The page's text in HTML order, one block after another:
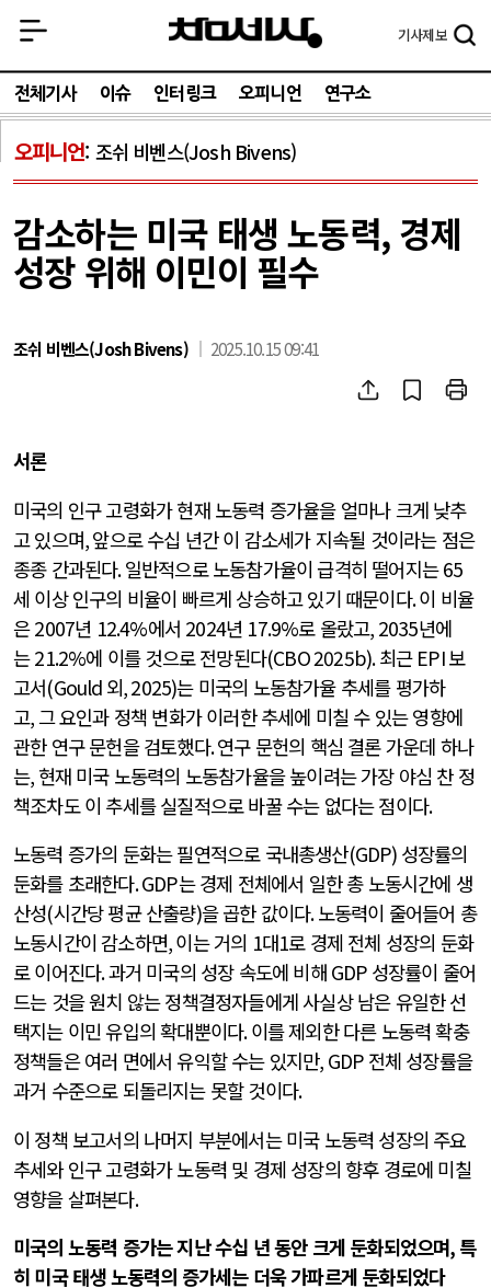
기사제보
전체기사 이슈 인터링크 오피니언 연구소
오피니언 조쉬 비벤스(Josh Bivens)
감소하는 미국 태생 노동력, 경제
성장 위해 이민이 필수
조쉬 비벤스(Josh Bivens) 2025.10.15 09:41
서론
미국의 인구 고령화가 현재 노동력 증가율을 얼마나 크게 낮추
고 있으며,앞으로 수십 년간 이 감소세가 지속될 것이라는 점은
종종 간과된다.일반적으로 노동참가율이 급격히 떨어지는65
세 이상 인구의 비율이 빠르게 상승하고 있기 때문이다.이 비율
은2007년 12.4%에서 2024년 17.9%로 올랐고, 2035년에
는21.2%에 이를 것으로 전망된다(CBO 2025b).최근 EPI보
고서(Gould 외, 2025)는 미국의 노동참가율 추세를 평가하
고,그 요인과 정책 변화가 이러한 추세에 미칠 수 있는 영향에
관한 연구 문헌을 검토했다.연구 문헌의 핵심 결론 가운데 하나
는, 현재 미국 노동력의 노동참가율을 높이려는 가장 야심 찬 정
책조차도 이 추세를 실질적으로 바꿀 수는 없다는 점이다.
노동력 증가의 둔화는 필연적으로 국내총생산(GDP) 성장률의
둔화를 초래한다. GDP는 경제 전체에서 일한 총 노동시간에 생
산성(시간당 평균 산출량)을 곱한 값이다.노동력이 줄어들어 총
노동시간이 감소하면,이는 거의 1대1로 경제 전체 성장의 둔화
로 이어진다.과거 미국의 성장 속도에 비해 GDP 성장률이 줄어
드는 것을 원치 않는 정책결정자들에게 사실상 남은 유일한 선
택지는 이민 유입의 확대뿐이다.이를 제외한 다른 노동력 확충
정책들은 여러 면에서 유익할 수는 있지만, GDP 전체 성장률을
과거 수준으로 되돌리지는 못할 것이다.
이 정책 보고서의 나머지 부분에서는 미국 노동력 성장의 주요
추세와 인구 고령화가 노동력 및 경제 성장의 향후 경로에 미칠
영향을 살펴본다.
미국의 노동력 증가는 지난 수십 년 동안 크게 둔화되었으며, 특
히 미국 태생 노동력의 증가세는 더욱 가파르게 둔화되었다